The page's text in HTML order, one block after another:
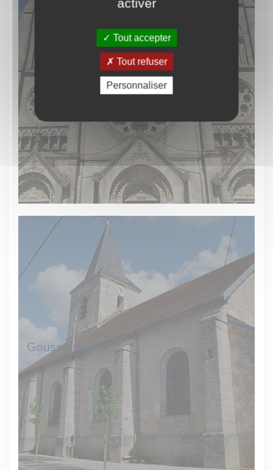
Grand Euville
Goussaincourt
activer
Tout accepter
Tout refuser
Personnaliser